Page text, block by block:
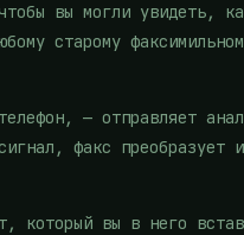
вы могли увидеть,
старому
— отправляет
факс преобразует
который вы в него